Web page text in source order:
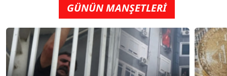
GÜNÜN MANŞETLERİ